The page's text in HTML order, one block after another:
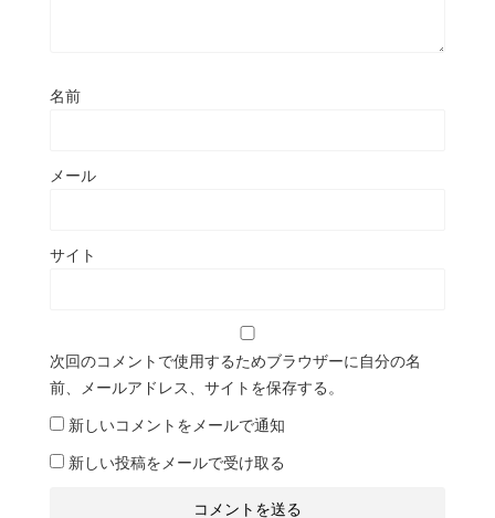
名前
メール
サイト
次回のコメントで使用するためブラウザーに自分の名
前、メールアドレス、サイトを保存する。
新しいコメントをメールで通知
新しい投稿をメールで受け取る